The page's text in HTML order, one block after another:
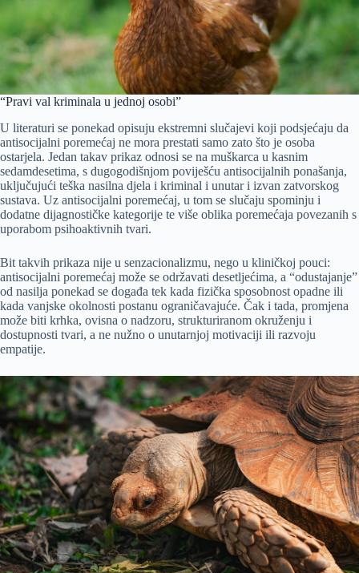
“Pravi val kriminala u jednoj osobi”
U literaturi se ponekad opisuju ekstremni slučajevi koji podsjećaju da
antisocijalni poremećaj ne mora prestati samo zato što je osoba
ostarjela. Jedan takav prikaz odnosi se na muškarca u kasnim
sedamdesetima, s dugogodišnjom poviješću antisocijalnih ponašanja,
uključujući teška nasilna djela i kriminal i unutar i izvan zatvorskog
sustava. Uz antisocijalni poremećaj, u tom se slučaju spominju i
dodatne dijagnostičke kategorije te više oblika poremećaja povezanih s
uporabom psihoaktivnih tvari.
Bit takvih prikaza nije u senzacionalizmu, nego u kliničkoj pouci:
antisocijalni poremećaj može se održavati desetljećima, a “odustajanje”
od nasilja ponekad se događa tek kada fizička sposobnost opadne ili
kada vanjske okolnosti postanu ograničavajuće. Čak i tada, promjena
može biti krhka, ovisna o nadzoru, strukturiranom okruženju i
dostupnosti tvari, a ne nužno o unutarnjoj motivaciji ili razvoju
empatije.